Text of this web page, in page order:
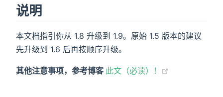
说明
本文档指引你从 1.8 升级到 1.9。原始 1.5 版本的建议
先升级到 1.6 后再按顺序升级。
其他注意事项，参考博客 此文（必读）！